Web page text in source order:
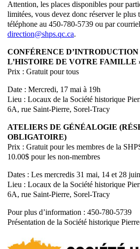
Attention, les places disponibles pour
limitées, vous devez donc réserver le plus
téléphone au 450-780-5739 ou par
direction@shps.qc.ca.
CONFÉRENCE D’INTRODUCTION
L’HISTOIRE DE VOTRE FAMILLE
Prix : Gratuit pour tous
Date : Mercredi, 17 mai à 19h
Lieu : Locaux de la Société historique
6A, rue Saint-Pierre, Sorel-Tracy
ATELIERS DE GÉNÉALOGIE
OBLIGATOIRE)
Prix : Gratuit pour les membres de la
10.00$ pour les non-membres
Dates : Les mercredis 31 mai, 14 et 28
Lieu : Locaux de la Société historique
6A, rue Saint-Pierre, Sorel-Tracy
Pour plus d’information : 450-780-5739
Présentation de la Société historique